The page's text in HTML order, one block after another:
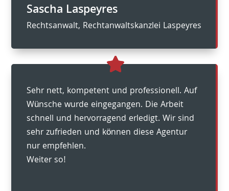
Sascha Laspeyres
Rechtsanwalt, Rechtanwaltskanzlei Laspeyres
Sehr nett, kompetent und professionell. Auf
Wünsche wurde eingegangen. Die Arbeit
schnell und hervorragend erledigt. Wir sind
sehr zufrieden und können diese Agentur
nur empfehlen.
Weiter so!